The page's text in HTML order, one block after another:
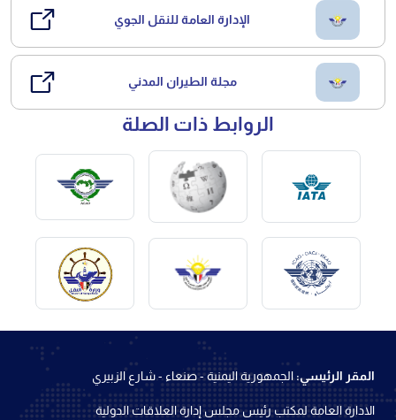
الإدارة العامة للنقل الجوي
مجلة الطيران المدني
الروابط ذات الصلة
المقر الرئيسي:الجمهورية اليمنية - صنعاء - شارع الزبيري
الادارة العامة لمكتب رئيس مجلس إدارة العلاقات الدولية